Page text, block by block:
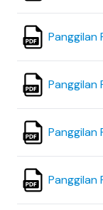
Panggilan
Panggilan
Panggilan
Panggilan